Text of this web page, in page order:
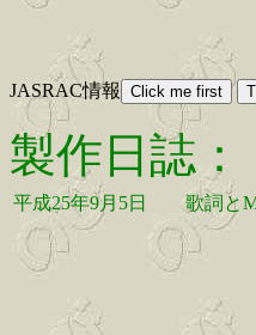
JASRAC情報
製作日誌：
平成25年9月5日 歌詞と